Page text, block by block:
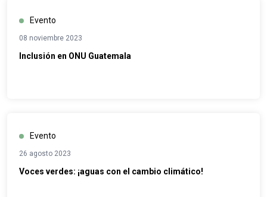
Evento
08 noviembre 2023
Inclusión en ONU Guatemala
Evento
26 agosto 2023
Voces verdes: ¡aguas con el cambio climático!